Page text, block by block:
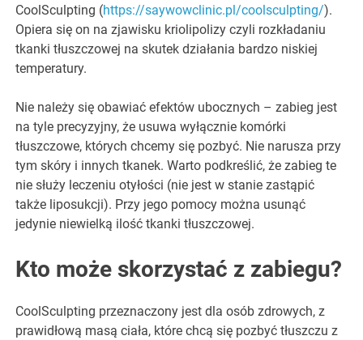
CoolSculpting (https://saywowclinic.pl/coolsculpting/).
Opiera się on na zjawisku kriolipolizy czyli rozkładaniu
tkanki tłuszczowej na skutek działania bardzo niskiej
temperatury.
Nie należy się obawiać efektów ubocznych – zabieg jest
na tyle precyzyjny, że usuwa wyłącznie komórki
tłuszczowe, których chcemy się pozbyć. Nie narusza przy
tym skóry i innych tkanek. Warto podkreślić, że zabieg te
nie służy leczeniu otyłości (nie jest w stanie zastąpić
także liposukcji). Przy jego pomocy można usunąć
jedynie niewielką ilość tkanki tłuszczowej.
Kto może skorzystać z zabiegu?
CoolSculpting przeznaczony jest dla osób zdrowych, z
prawidłową masą ciała, które chcą się pozbyć tłuszczu z